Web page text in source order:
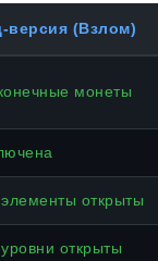
версия (Взлом)
монеты
открыты
открыты